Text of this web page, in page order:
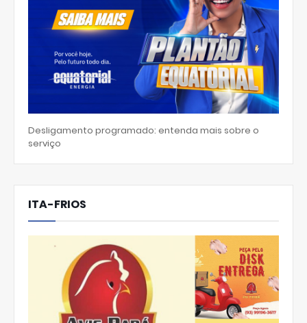
Desligamento programado: entenda mais sobre o
serviço
ITA-FRIOS